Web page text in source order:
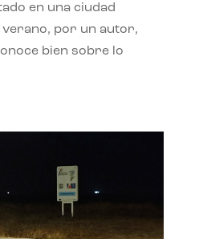
en una ciudad
verano, por un autor,
bien sobre lo